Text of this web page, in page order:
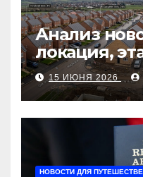
Анализ
локация,
рыночные
15 ИЮНЯ 2026
НОВОСТИ ДЛЯ